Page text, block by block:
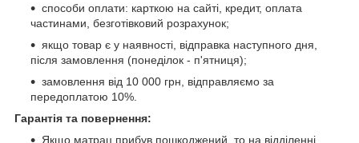
способи оплати: карткою на сайті, кредит, оплата
частинами, безготівковий розрахунок;
якщо товар є у наявності, відправка наступного дня,
після замовлення (понеділок - п'ятниця);
замовлення від 10 000 грн, відправляємо за
передоплатою 10%.
Гарантія та повернення:
Якщо матрац прибув пошкоджений, то на відділенні